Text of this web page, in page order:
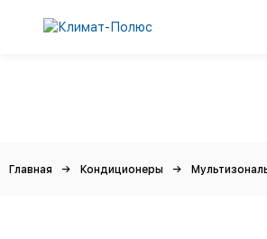
Главная Кондиционеры